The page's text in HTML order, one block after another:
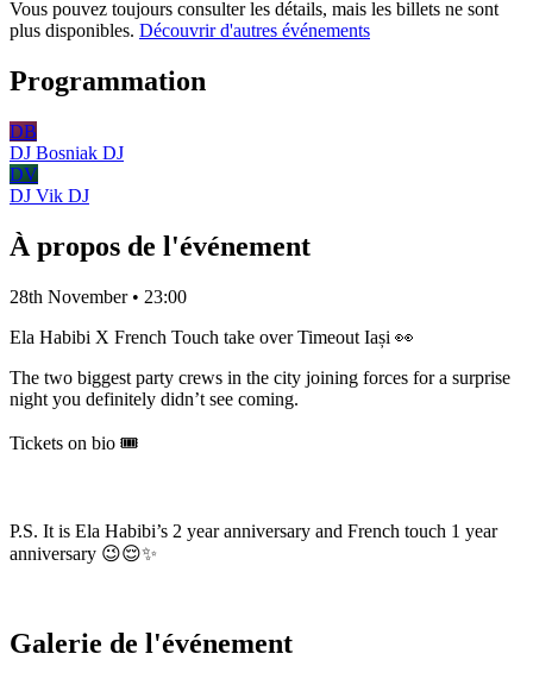
Vous pouvez toujours consulter les détails, mais les billets ne sont
plus disponibles. Découvrir d'autres événements
Programmation
DB
DJ Bosniak DJ
DV
DJ Vik DJ
À propos de l'événement
28th November • 23:00
Ela Habibi X French Touch take over Timeout Iași 👀
The two biggest party crews in the city joining forces for a surprise
night you definitely didn’t see coming.
Tickets on bio 🎟️
P.S. It is Ela Habibi’s 2 year anniversary and French touch 1 year
anniversary 😉😌✨
Galerie de l'événement